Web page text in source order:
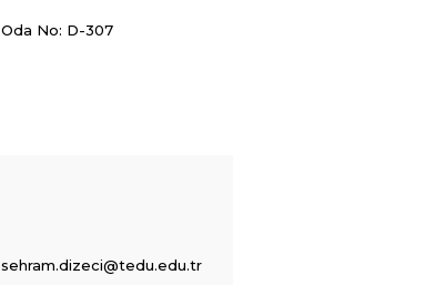
Oda No: D-307
sehram.dizeci@tedu.edu.tr